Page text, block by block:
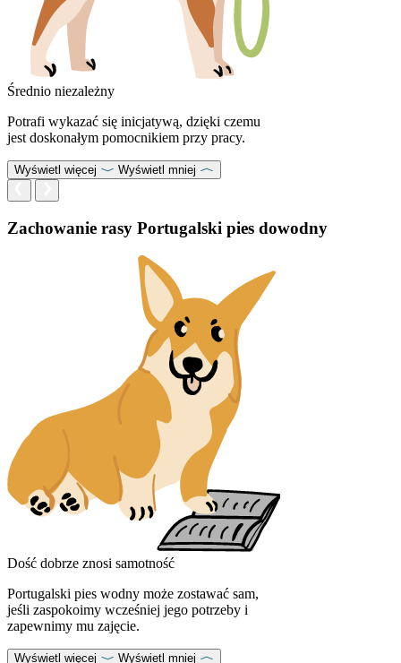
Średnio niezależny
Potrafi wykazać się inicjatywą, dzięki czemu
jest doskonałym pomocnikiem przy pracy.
Wyświetl więcej Wyświetl mniej
Zachowanie rasy Portugalski pies dowodny
Dość dobrze znosi samotność
Portugalski pies wodny może zostawać sam,
jeśli zaspokoimy wcześniej jego potrzeby i
zapewnimy mu zajęcie.
Wyświetl więcej Wyświetl mniej